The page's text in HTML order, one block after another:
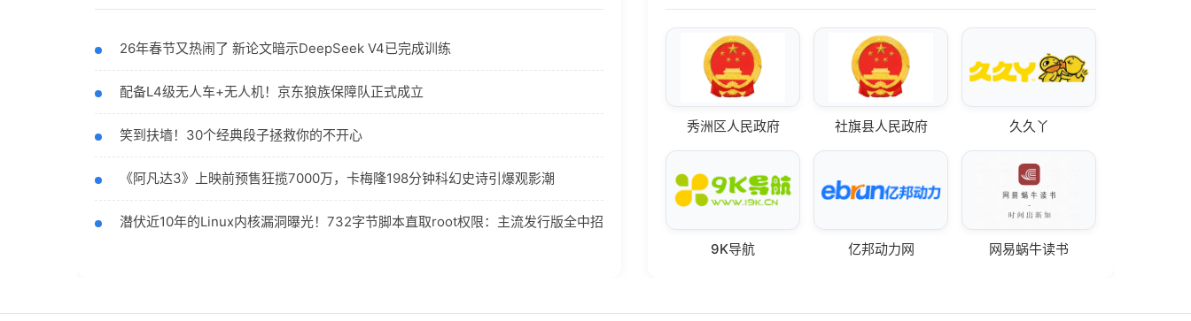
26年春节又热闹了 新论文暗示DeepSeek V4已完成训练
配备L4级无人车+无人机！京东狼族保障队正式成立
笑到扶墙！30个经典段子拯救你的不开心
《阿凡达3》上映前预售狂揽7000万，卡梅隆198分钟科幻史诗引爆观影潮
潜伏近10年的Linux内核漏洞曝光！732字节脚本直取root权限：主流发行版全中招
秀洲区人民政府 社旗县人民政府 久久丫
9K导航 亿邦动力网 网易蜗牛读书